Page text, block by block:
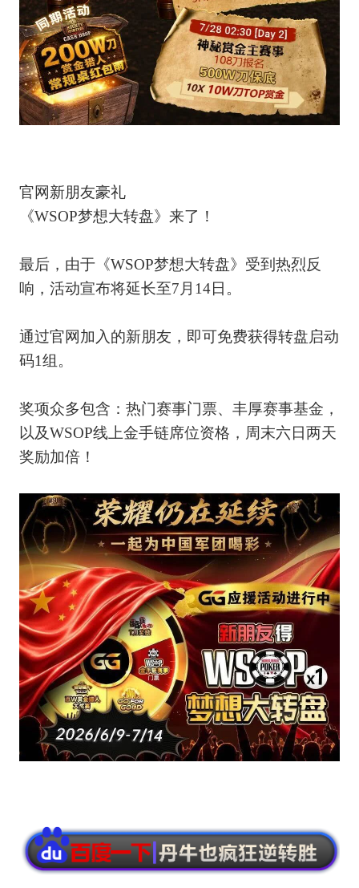
官网新朋友豪礼
《WSOP梦想大转盘》来了！
最后，由于《WSOP梦想大转盘》受到热烈反
响，活动宣布将延长至7月14日。
通过官网加入的新朋友，即可免费获得转盘启动
码1组。
奖项众多包含：热门赛事门票、丰厚赛事基金，
以及WSOP线上金手链席位资格，周末六日两天
奖励加倍！